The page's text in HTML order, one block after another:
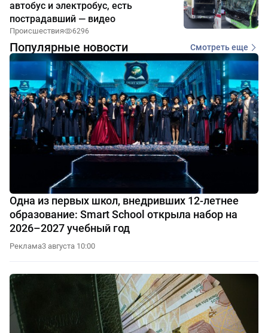
автобус и электробус, есть
пострадавший — видео
Происшествия 6296
Популярные новости Смотреть еще
Одна из первых школ, внедривших 12-летнее
образование: Smart School открыла набор на
2026–2027 учебный год
Реклама3 августа 10:00